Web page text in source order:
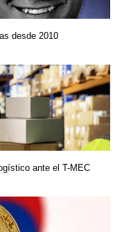
desde 2010
ante el T-MEC